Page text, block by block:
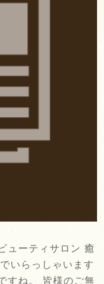
ューティサロン 癒
いらっしゃいます
すね。 皆様のご無